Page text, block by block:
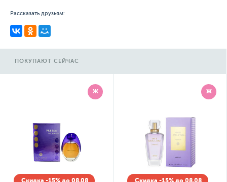
Рассказать друзьям:
ПОКУПАЮТ СЕЙЧАС
Ж
Скидка -15% до 08.08
Ж
Скидка -15% до 08.08